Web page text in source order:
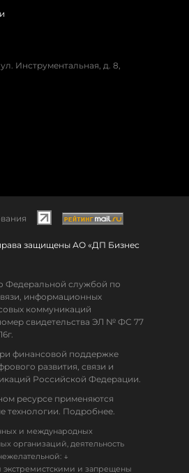
Инструментальная, д. 8,
защищены АО «ДП Бизнес
Федеральной службой по
информационных
коммуникаций
свидетельства ЭЛ № ФС 77
финансовой поддержке
развития, связи и
Российской Федерации.
ресурсе применяются
технологии. Подробнее.
и международных
организаций, деятельность
↓
и запрещены